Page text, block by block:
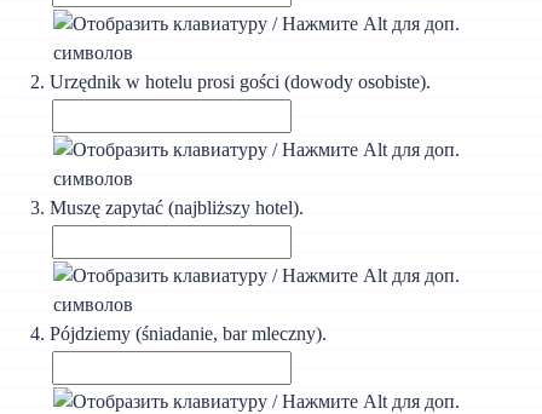
Urzędnik w hotelu prosi gości (dowody osobiste).
Muszę zapytać (najbliższy hotel).
Pójdziemy (śniadanie, bar mleczny).